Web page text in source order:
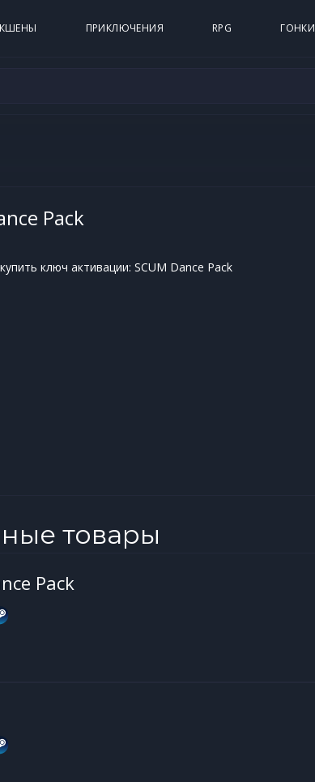
ПРИКЛЮЧЕНИЯ RPG ГОНКИ
Pack
ключ активации: SCUM Dance Pack
товары
Pack